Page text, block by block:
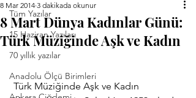
Tüm Yazılar
15 Haziran Yazıları
70 yıllık yazılar
Anadolu Ölçü Birimleri
8 Mart Dünya Kadınlar Günü:
Türk Müziğinde Aşk ve Kadın
8 Mar 2014 3 dakikada okunur
Türk Müziğinde Aşk ve Kadın